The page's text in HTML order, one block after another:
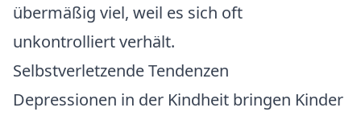
übermäßig viel, weil es sich oft
unkontrolliert verhält.
Selbstverletzende Tendenzen
Depressionen in der Kindheit bringen Kinder